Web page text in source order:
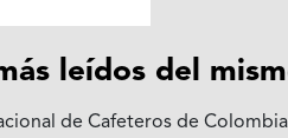
leídos del
de Cafeteros de